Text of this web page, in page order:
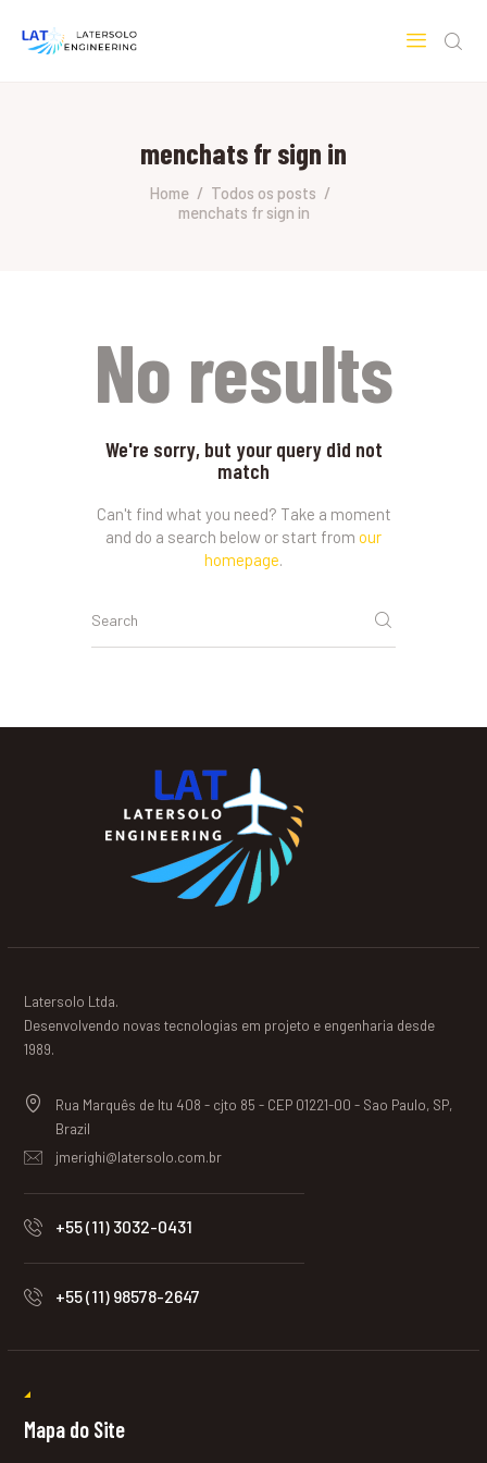
menchats fr sign in
Home
Todos os posts
menchats fr sign in
SOBRE A LATERSOLO
ENGINEERING
No results
We're sorry, but your query did not
match
Can't find what you need? Take a moment
and do a search below or start from our
homepage.
Latersolo Ltda.
Desenvolvendo novas tecnologias em projeto e engenharia desde
1989.
Rua Marquês de Itu 408 - cjto 85 - CEP 01221-00 - Sao Paulo, SP,
Brazil
jmerighi@latersolo.com.br
+55 (11) 3032-0431
+55 (11) 98578-2647
Mapa do Site